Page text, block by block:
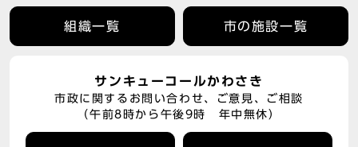
組織一覧 市の施設一覧
サンキューコールかわさき
市政に関するお問い合わせ、ご意見、ご相談
（午前8時から午後9時 年中無休）